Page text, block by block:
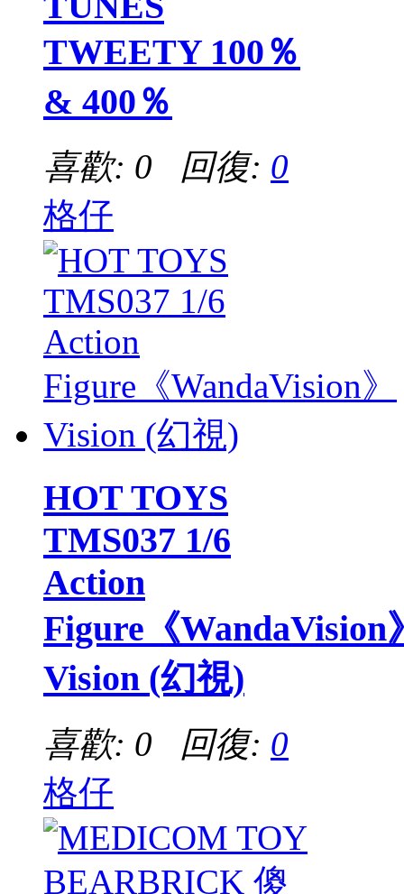
TWEETY 100％
& 400％
喜歡: 0 回復: 0
格仔
HOT TOYS
TMS037 1/6
Action
Figure《WandaVision
Vision (幻視)
喜歡: 0 回復: 0
格仔